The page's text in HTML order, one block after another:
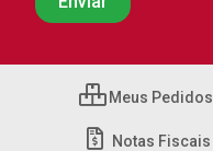
Meus Pedidos
Notas Fiscais